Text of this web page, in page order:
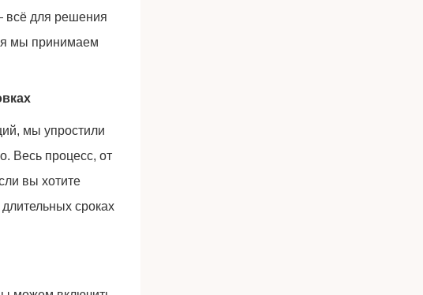
всё для решения
мы принимаем
мы упростили
Весь процесс, от
вы хотите
сроках